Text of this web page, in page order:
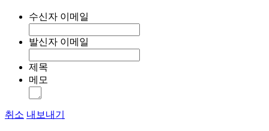
수신자 이메일
발신자 이메일
제목
메모
취소 내보내기